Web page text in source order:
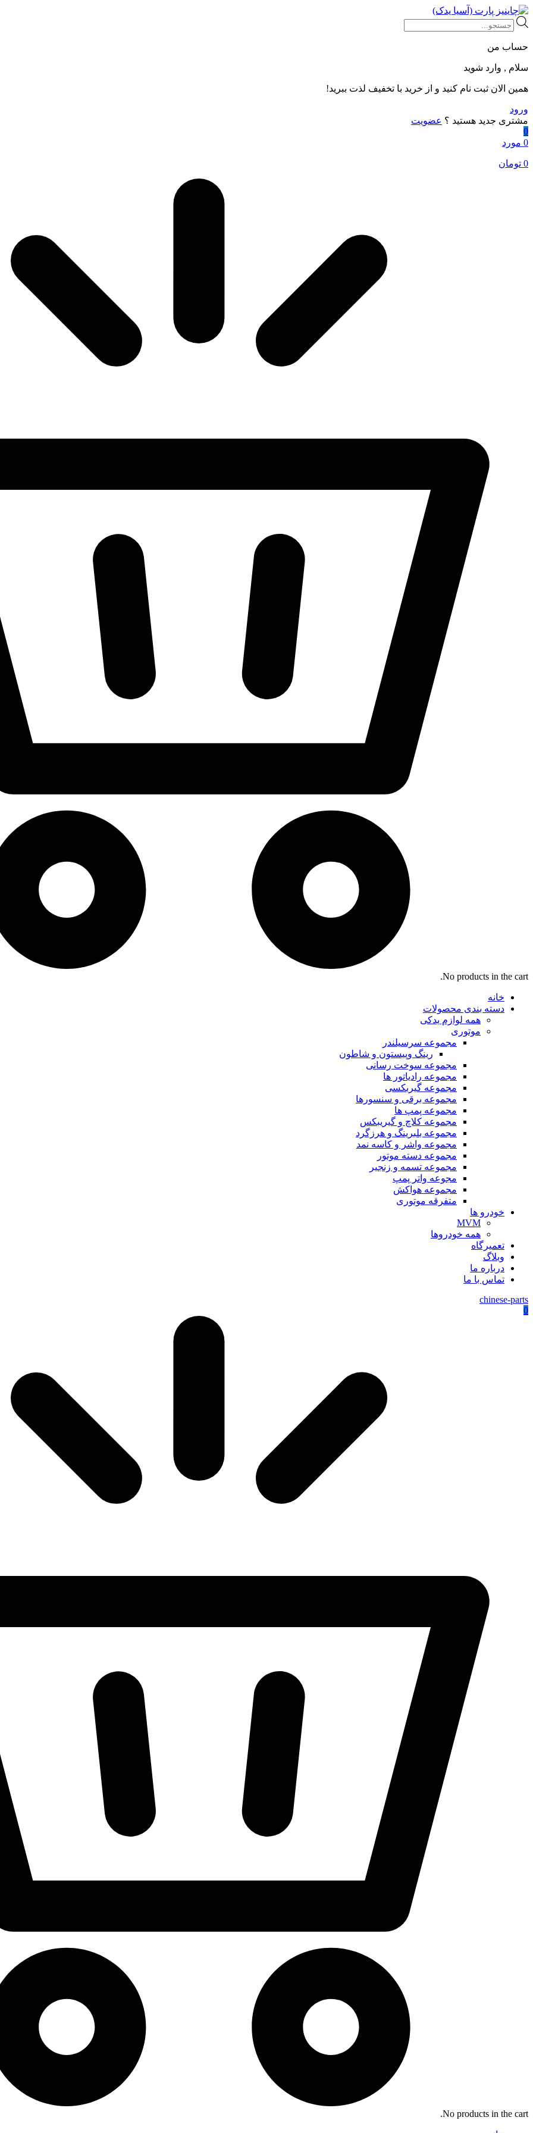
Products
search
حساب من
سلام , وارد شوید
همین الان ثبت نام کنید و از خرید با تخفیف لذت ببرید!
ورود
مشتری جدید هستید ؟ عضویت
0
0 مورد
0 تومان
No products in the cart.
خانه
دسته بندی محصولات
همه لوازم یدکی
موتوری
مجموعه سرسیلندر
رینگ وپیستون و شاطون
مجموعه سوخت رسانی
مجموعه رادیاتور ها
مجموعه گیربکسی
مجموعه برقی و سنسورها
مجموعه پمپ ها
مجموعه کلاچ و گیریبکس
مجموعه بلبرینگ و هرزگرد
مجموعه واشر و کاسه نمد
مجموعه دسته موتور
مجموعه تسمه و زنجیر
مجوعه واتر پمپ
مجموعه هواکش
متفرقه موتوری
خودرو ها
MVM
همه خودروها
تعمیرگاه
وبلاگ
درباره ما
تماس با ما
chinese-parts
0
No products in the cart.